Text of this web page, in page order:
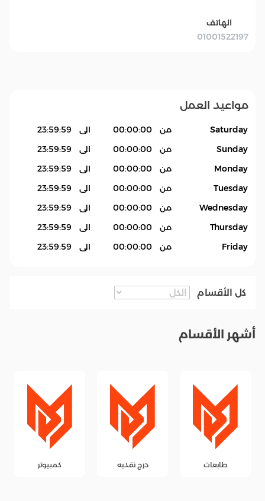
الهاتف
01001522197
مواعيد العمل
Saturday من 00:00:00 الى
23:59:59
Sunday
من 00:00:00 الى
23:59:59
Monday
من 00:00:00 الى
23:59:59
Tuesday
من 00:00:00 الى
23:59:59
Wednesday
من 00:00:00 الى
23:59:59
Thursday
من 00:00:00 الى
23:59:59
Friday
من 00:00:00 الى 23:59:59
كل الأقسام
أشهر الأقسام
طابعات درج نقديه كمبيوتر